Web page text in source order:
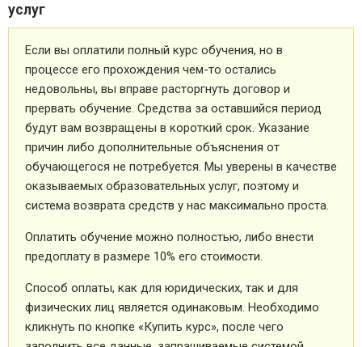
услуг
Если вы оплатили полный курс обучения, но в
процессе его прохождения чем-то остались
недовольны, вы вправе расторгнуть договор и
прервать обучение. Средства за оставшийся период
будут вам возвращены в короткий срок. Указание
причин либо дополнительные объяснения от
обучающегося не потребуется. Мы уверены в качестве
оказываемых образовательных услуг, поэтому и
система возврата средств у нас максимально проста.
Оплатить обучение можно полностью, либо внести
предоплату в размере 10% его стоимости.
Способ оплаты, как для юридических, так и для
физических лиц является одинаковым. Необходимо
кликнуть по кнопке «Купить курс», после чего